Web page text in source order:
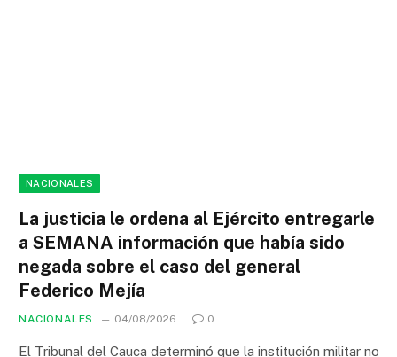
NACIONALES
La justicia le ordena al Ejército entregarle
a SEMANA información que había sido
negada sobre el caso del general
Federico Mejía
NACIONALES 04/08/2026 0
El Tribunal del Cauca determinó que la institución militar no